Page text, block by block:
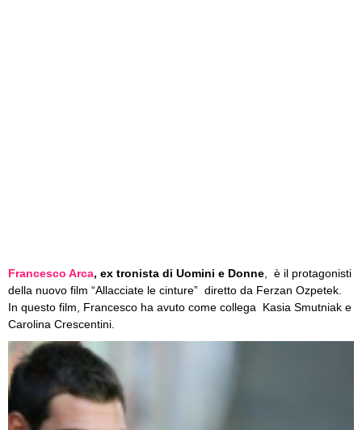
Francesco Arca, ex tronista di Uomini e Donne , è il protagonisti
della nuovo film “Allacciate le cinture” diretto da Ferzan Ozpetek.
In questo film, Francesco ha avuto come collega Kasia Smutniak e
Carolina Crescentini.